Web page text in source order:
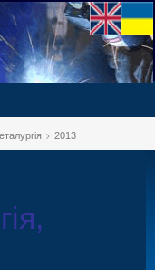
2013